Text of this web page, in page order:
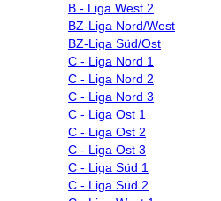
B - Liga West 2
BZ-Liga Nord/West
BZ-Liga Süd/Ost
C - Liga Nord 1
C - Liga Nord 2
C - Liga Nord 3
C - Liga Ost 1
C - Liga Ost 2
C - Liga Ost 3
C - Liga Süd 1
C - Liga Süd 2